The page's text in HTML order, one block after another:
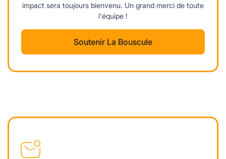
impact sera toujours bienvenu. Un grand merci de toute
l'équipe !
Soutenir La Bouscule